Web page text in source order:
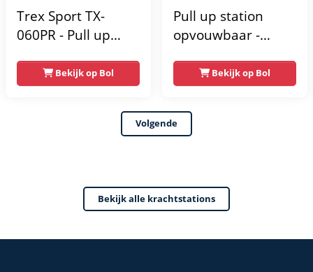
Trex Sport TX-
060PR - Pull up
Fitness - Pull up
rack -
Multifunctioneel -
Verstelbaar -
Krachttraining - Tot
Bekijk op Bol
Pull up station
opvouwbaar -
up rack - Pull up
bar - FPT165
Bekijk op Bol
Volgende
Bekijk alle krachtstations